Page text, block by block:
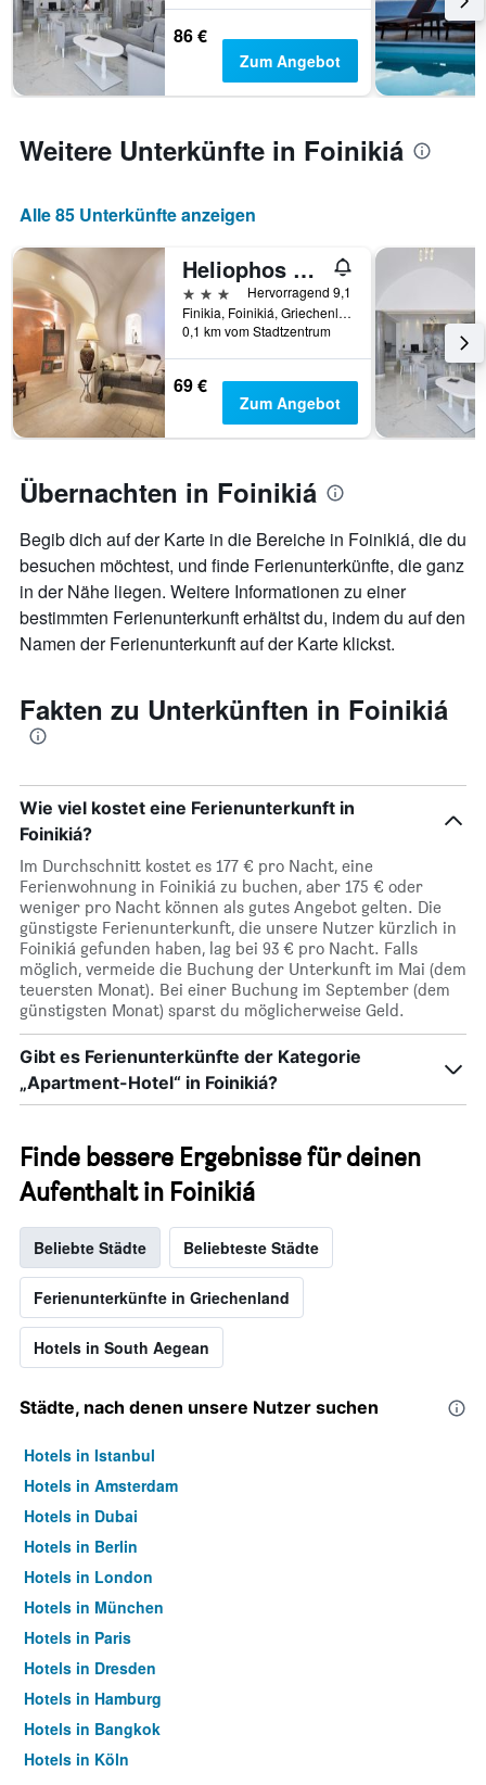
86 €
Zum Angebot
Weitere Unterkünfte in Foinikiá
Alle 85 Unterkünfte anzeigen
Heliophos Boutique Caves
3 Sterne
Hervorragend 9,1
Finikia, Foinikiá, Griechenland
0,1 km vom Stadtzentrum
69 €
Zum Angebot
Übernachten in Foinikiá
Begib dich auf der Karte in die Bereiche in Foinikiá, die du
besuchen möchtest, und finde Ferienunterkünfte, die ganz
in der Nähe liegen. Weitere Informationen zu einer
bestimmten Ferienunterkunft erhältst du, indem du auf den
Namen der Ferienunterkunft auf der Karte klickst.
Fakten zu Unterkünften in Foinikiá
Wie viel kostet eine Ferienunterkunft in
Foinikiá?
Im Durchschnitt kostet es 177 € pro Nacht, eine
Ferienwohnung in Foinikiá zu buchen, aber 175 € oder
weniger pro Nacht können als gutes Angebot gelten. Die
günstigste Ferienunterkunft, die unsere Nutzer kürzlich in
Foinikiá gefunden haben, lag bei 93 € pro Nacht. Falls
möglich, vermeide die Buchung der Unterkunft im Mai (dem
teuersten Monat). Bei einer Buchung im September (dem
günstigsten Monat) sparst du möglicherweise Geld.
Gibt es Ferienunterkünfte der Kategorie
„Apartment-Hotel“ in Foinikiá?
Finde bessere Ergebnisse für deinen
Aufenthalt in Foinikiá
Beliebte Städte Beliebteste Städte
Ferienunterkünfte in Griechenland
Hotels in South Aegean
Städte, nach denen unsere Nutzer suchen
Hotels in Istanbul
Hotels in Amsterdam
Hotels in Dubai
Hotels in Berlin
Hotels in London
Hotels in München
Hotels in Paris
Hotels in Dresden
Hotels in Hamburg
Hotels in Bangkok
Hotels in Köln